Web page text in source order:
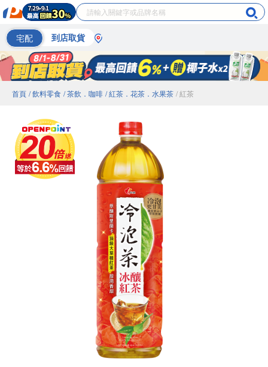
宅配 到店取貨
首頁 / 飲料零食 / 茶飲．咖啡 / 紅茶．花茶．水果茶 / 紅茶